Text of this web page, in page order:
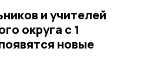
и учителей
округа с 1
новые